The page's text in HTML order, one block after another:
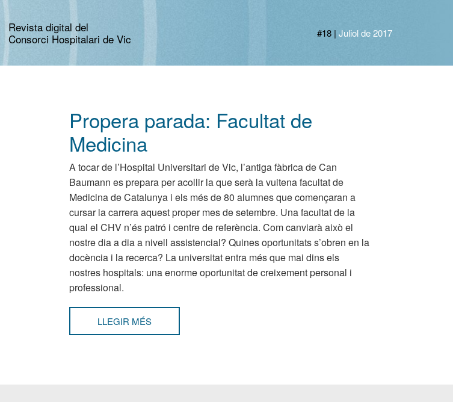
Revista digital del
Consorci Hospitalari de Vic
#18 | Juliol de 2017
Propera parada: Facultat de
Medicina
A tocar de l’Hospital Universitari de Vic, l’antiga fàbrica de Can
Baumann es prepara per acollir la que serà la vuitena facultat de
Medicina de Catalunya i els més de 80 alumnes que començaran a
cursar la carrera aquest proper mes de setembre. Una facultat de la
qual el CHV n’és patró i centre de referència. Com canviarà això el
nostre dia a dia a nivell assistencial? Quines oportunitats s’obren en la
docència i la recerca? La universitat entra més que mai dins els
nostres hospitals: una enorme oportunitat de creixement personal i
professional.
LLEGIR MÉS
"PROPERA